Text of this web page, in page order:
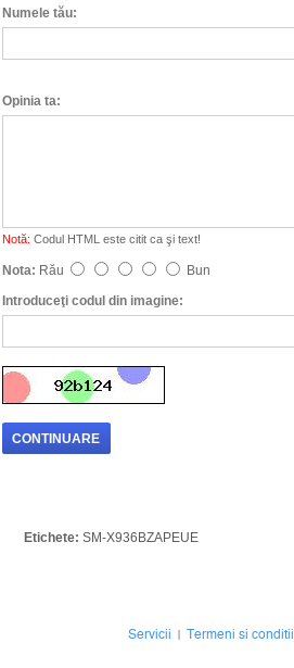
Numele tău:
Opinia ta:
Notă: Codul HTML este citit ca şi text!
Nota: Rău
Bun
Introduceţi codul din imagine:
CONTINUARE
Etichete: SM-X936BZAPEUE
Servicii Termeni si conditii